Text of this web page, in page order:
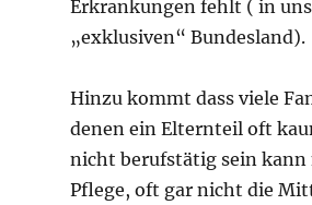
Erkrankungen fehlt ( in
„exklusiven“ Bundesland).
Hinzu kommt dass viele
denen ein Elternteil oft
nicht berufstätig sein kann
Pflege, oft gar nicht die